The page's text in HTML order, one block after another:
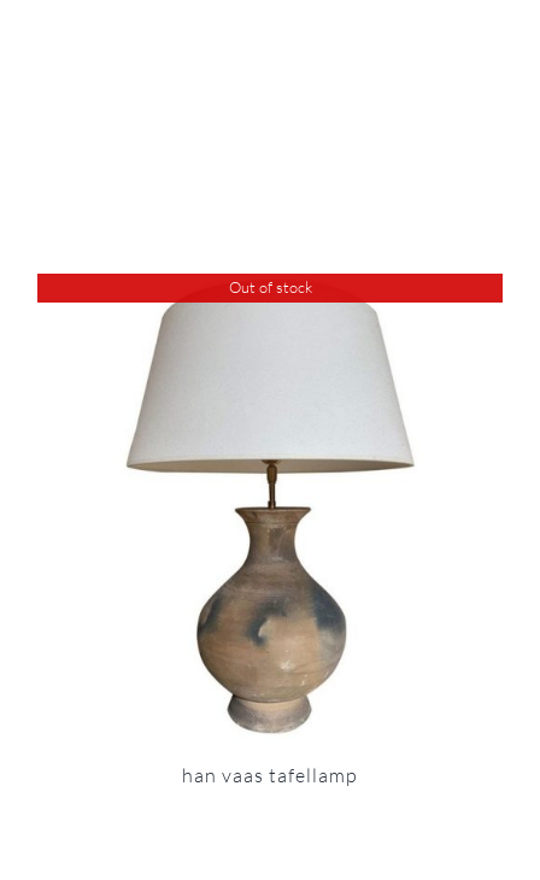
Out of stock
han vaas tafellamp